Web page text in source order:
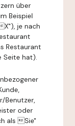
über
Beispiel
je nach
Restaurant
Seite hat).
Benutzer,
oder
als Sie"